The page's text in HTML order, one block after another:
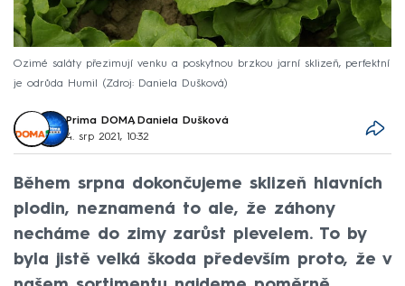
Ozimé saláty přezimují venku a poskytnou brzkou jarní sklizeň, perfektní
je odrůda Humil
Zdroj: Daniela Dušková
Prima DOMA, Daniela Dušková
4. srp 2021, 10:32
Během srpna dokončujeme sklizeň hlavních
plodin, neznamená to ale, že záhony
necháme do zimy zarůst plevelem. To by
byla jistě velká škoda především proto, že v